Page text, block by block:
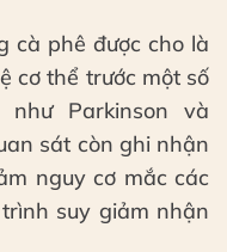
cà phê được cho là
cơ thể trước một số
Parkinson và
sát còn ghi nhận
nguy cơ mắc các
suy giảm nhận